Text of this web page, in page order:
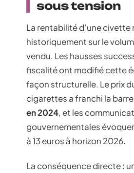
sous tension
La rentabilité d’une civette
historiquement sur le
vendu. Les hausses
fiscalité ont modifié cette
façon structurelle. Le prix
cigarettes a franchi la
en 2024, et les
gouvernementales
à 13 euros à horizon 2026.
La conséquence directe :